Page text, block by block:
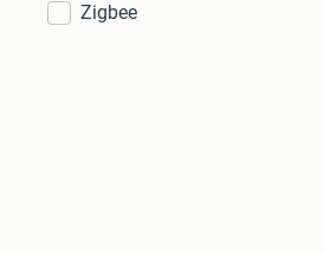
Zigbee